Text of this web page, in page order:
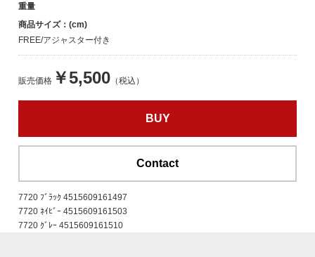
重量
商品サイズ：(cm)
FREE/アジャスター付き
販売価格 ￥5,500 （税込）
BUY
Contact
7720 ﾌﾞﾗｯｸ 4515609161497
7720 ﾈｲﾋﾞｰ 4515609161503
7720 ｸﾞﾚｰ 4515609161510